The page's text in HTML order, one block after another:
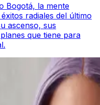
Bogotá, la mente
radiales del último
ascenso, sus
que tiene para